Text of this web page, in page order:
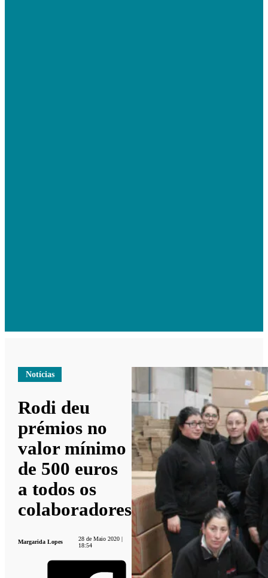
Notícias
Rodi deu
prémios no
valor mínimo
de 500 euros
a todos os
colaboradores
Margarida Lopes
28 de Maio 2020 |
18:54